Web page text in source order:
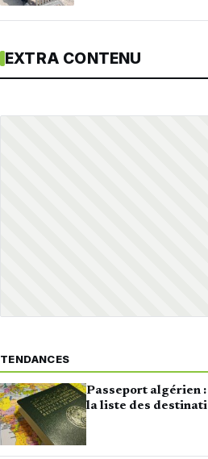
EXTRA CONTENU
TENDANCES
Passeport algérien
la liste des